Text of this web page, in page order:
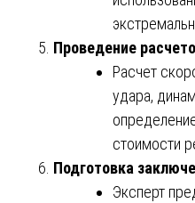
Проведение
Расчет
удара,
стоимости
Подготовка
Эксперт